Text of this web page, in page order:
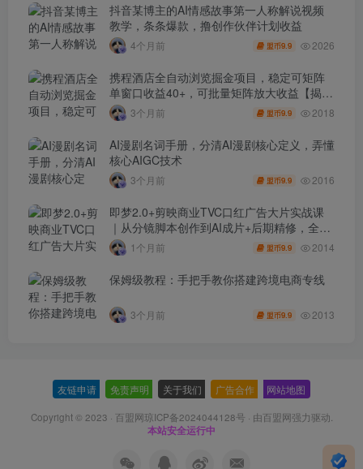
抖音某博主的AI情感故事第一人称解说视频
教学，条条爆款，撸创作伙伴计划收益
4个月前 盟币9.9 2026
携程酒店全自动浏览掘金项目，稳定可矩阵
单窗口收益40+，可批量矩阵放大收益【揭
秘】3个月前 盟币9.9 2018
AI漫剧名词手册，分清AI漫剧核心定义，弄懂
核心AIGC技术
3个月前 盟币9.9 2016
即梦2.0+剪映商业TVC口红广告大片实战课
｜从分镜脚本创作到AI成片+后期精修，全流
程打造品牌级产品广告
1个月前 盟币9.9 2014
保姆级教程：手把手教你搭建跨境电商专线
3个月前 盟币9.9 2013
友链申请 免责声明 关于我们 广告合作 网站地图
Copyright © 2023 · 百盟网琼ICP备2024044128号 · 由百盟网强力驱动.
本站安全运行中